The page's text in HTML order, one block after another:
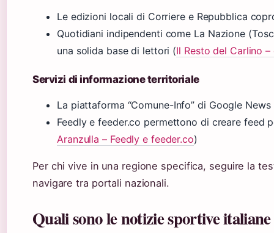
Le edizioni locali di Corriere e Repubblica
Quotidiani indipendenti come La Nazione
una solida base di lettori (Il Resto del Carlino
Servizi di informazione territoriale
La piattaforma “Comune-Info” di Google
Feedly e feeder.co permettono di creare feed
Aranzulla – Feedly e feeder.co)
Per chi vive in una regione specifica, seguire la
navigare tra portali nazionali.
Quali sono le notizie sportive